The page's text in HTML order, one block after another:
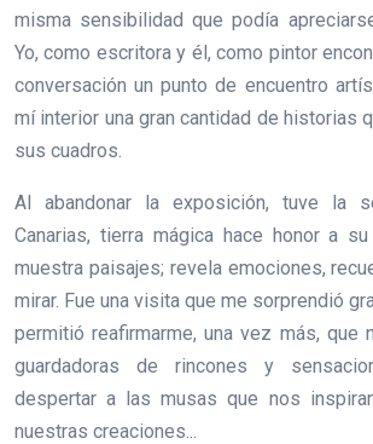
misma sensibilidad que podía
Yo, como escritora y él, como pintor
conversación un punto de encuentro
mí interior una gran cantidad de historias
sus cuadros.
Al abandonar la exposición, tuve la
Canarias, tierra mágica hace honor a
muestra paisajes; revela emociones,
mirar. Fue una visita que me sorprendió
permitió reafirmarme, una vez más, que
guardadoras de rincones y
despertar a las musas que nos
nuestras creaciones...